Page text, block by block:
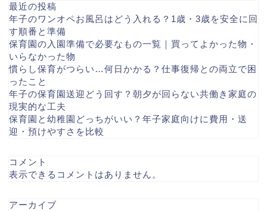
最近の投稿
年子のワンオペお風呂はどう入れる？1歳・3歳を安全に回
す順番と準備
保育園の入園準備で必要なもの一覧｜買ってよかった物・
いらなかった物
慣らし保育がつらい…何日かかる？仕事復帰との両立で困
ったこと
年子の保育園送迎どう回す？朝夕が回らない共働き家庭の
現実的な工夫
保育園と幼稚園どっちがいい？年子家庭向けに費用・送
迎・預けやすさを比較
コメント
表示できるコメントはありません。
アーカイブ